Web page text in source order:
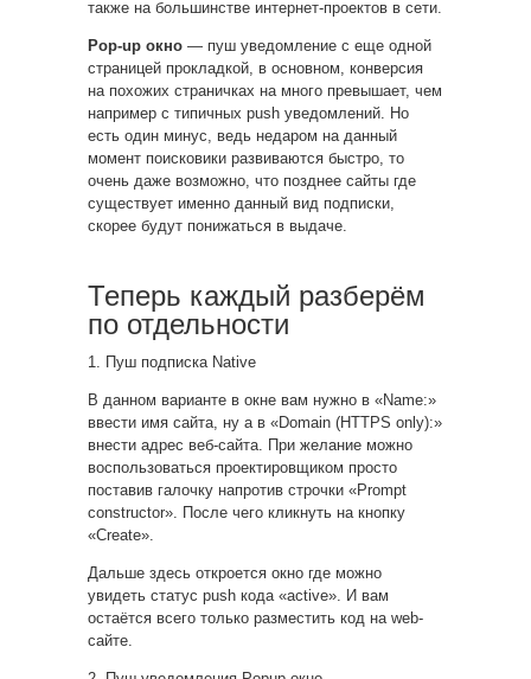
также на большинстве интернет-проектов в сети.
Pop-up окно — пуш уведомление с еще одной
страницей прокладкой, в основном, конверсия
на похожих страничках на много превышает, чем
например с типичных push уведомлений. Но
есть один минус, ведь недаром на данный
момент поисковики развиваются быстро, то
очень даже возможно, что позднее сайты где
существует именно данный вид подписки,
скорее будут понижаться в выдаче.
Теперь каждый разберём
по отдельности
1. Пуш подписка Native
В данном варианте в окне вам нужно в «Name:»
ввести имя сайта, ну а в «Domain (HTTPS only):»
внести адрес веб-сайта. При желание можно
воспользоваться проектировщиком просто
поставив галочку напротив строчки «Prompt
constructor». После чего кликнуть на кнопку
«Create».
Дальше здесь откроется окно где можно
увидеть статус push кода «active». И вам
остаётся всего только разместить код на web-
сайте.